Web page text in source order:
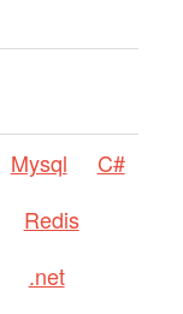
Mysql
C#
Redis
.net